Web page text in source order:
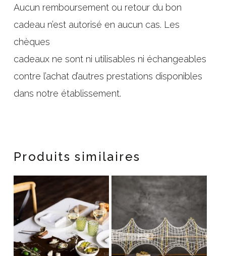
Aucun remboursement ou retour du bon
cadeau n’est autorisé en aucun cas. Les
chèques
cadeaux ne sont ni utilisables ni échangeables
contre l’achat d’autres prestations disponibles
dans notre établissement.
Produits similaires